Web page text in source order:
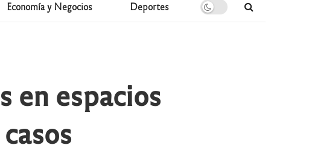
Economía y Negocios Deportes
en espacios